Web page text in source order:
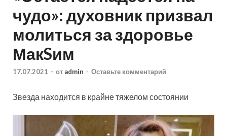
чудо»: духовник призвал
молиться за здоровье
МакSим
17.07.2021 - от admin - Оставьте комментарий
Звезда находится в крайне тяжелом состоянии